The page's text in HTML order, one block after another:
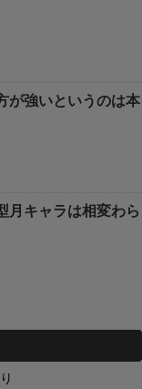
が強いというのは本
月キャラは相変わら